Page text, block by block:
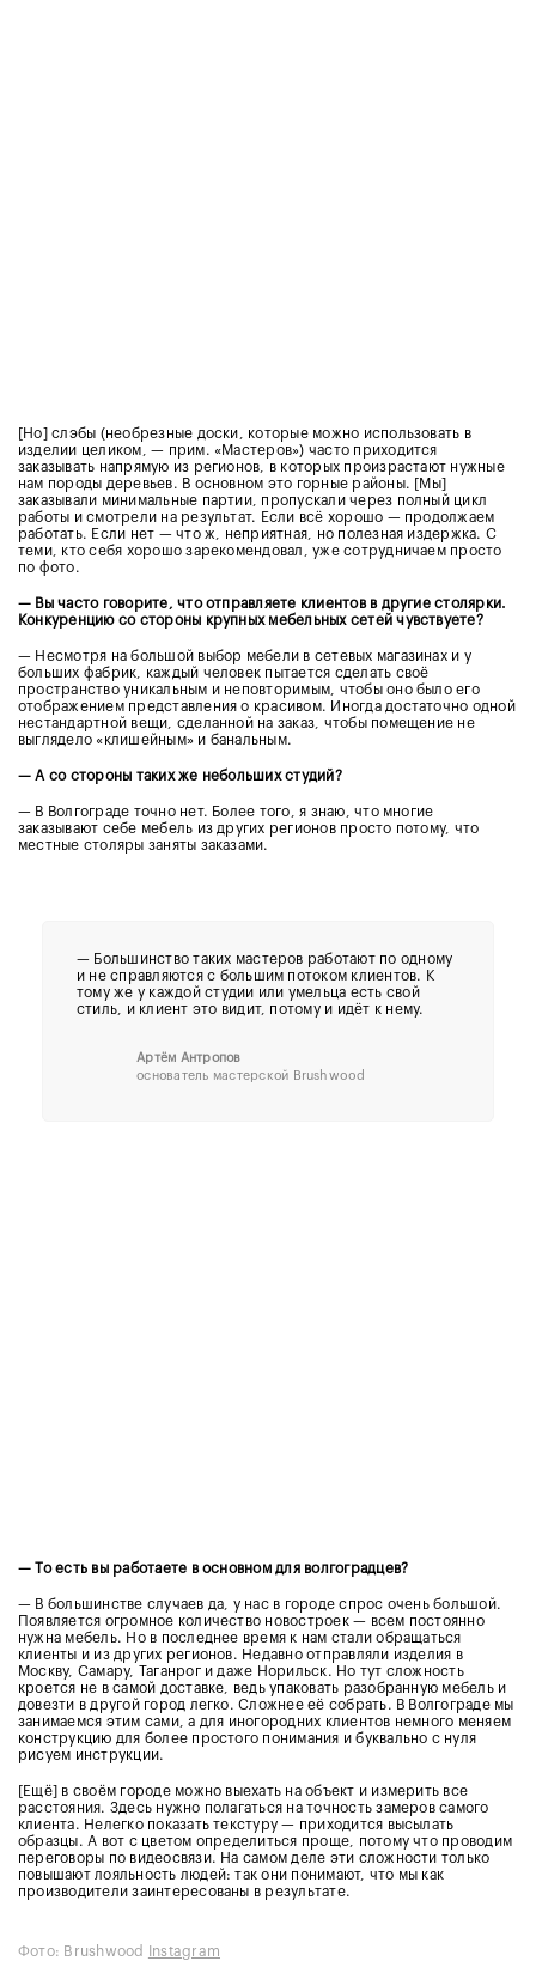
[Но] слэбы (необрезные доски, которые можно использовать в
изделии целиком, — прим. «Мастеров») часто приходится
заказывать напрямую из регионов, в которых произрастают нужные
нам породы деревьев. В основном это горные районы. [Мы]
заказывали минимальные партии, пропускали через полный цикл
работы и смотрели на результат. Если всё хорошо — продолжаем
работать. Если нет — что ж, неприятная, но полезная издержка. С
теми, кто себя хорошо зарекомендовал, уже сотрудничаем просто
по фото.
— Вы часто говорите, что отправляете клиентов в другие столярки.
Конкуренцию со стороны крупных мебельных сетей чувствуете?
— Несмотря на большой выбор мебели в сетевых магазинах и у
больших фабрик, каждый человек пытается сделать своё
пространство уникальным и неповторимым, чтобы оно было его
отображением представления о красивом. Иногда достаточно одной
нестандартной вещи, сделанной на заказ, чтобы помещение не
выглядело «клишейным» и банальным.
— А со стороны таких же небольших студий?
— В Волгограде точно нет. Более того, я знаю, что многие
заказывают себе мебель из других регионов просто потому, что
местные столяры заняты заказами.
— Большинство таких мастеров работают по одному
и не справляются с большим потоком клиентов. К
тому же у каждой студии или умельца есть свой
стиль, и клиент это видит, потому и идёт к нему.
Артём Антропов
основатель мастерской Brushwood
— То есть вы работаете в основном для волгоградцев?
— В большинстве случаев да, у нас в городе спрос очень большой.
Появляется огромное количество новостроек — всем постоянно
нужна мебель. Но в последнее время к нам стали обращаться
клиенты и из других регионов. Недавно отправляли изделия в
Москву, Самару, Таганрог и даже Норильск. Но тут сложность
кроется не в самой доставке, ведь упаковать разобранную мебель и
довезти в другой город легко. Сложнее её собрать. В Волгограде мы
занимаемся этим сами, а для иногородних клиентов немного меняем
конструкцию для более простого понимания и буквально с нуля
рисуем инструкции.
[Ещё] в своём городе можно выехать на объект и измерить все
расстояния. Здесь нужно полагаться на точность замеров самого
клиента. Нелегко показать текстуру — приходится высылать
образцы. А вот с цветом определиться проще, потому что проводим
переговоры по видеосвязи. На самом деле эти сложности только
повышают лояльность людей: так они понимают, что мы как
производители заинтересованы в результате.
Фото: Brushwood Instagram